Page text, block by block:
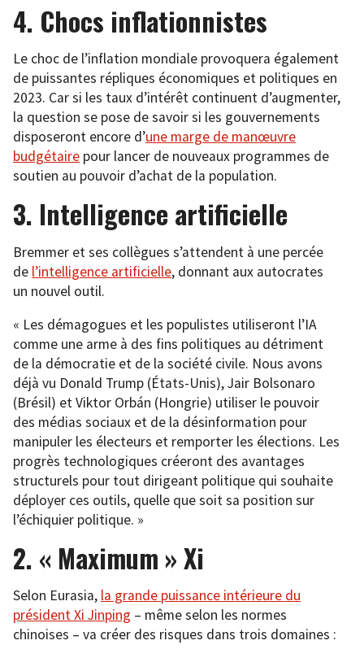
4. Chocs inflationnistes
Le choc de l’inflation mondiale provoquera également
de puissantes répliques économiques et politiques en
2023. Car si les taux d’intérêt continuent d’augmenter,
la question se pose de savoir si les gouvernements
disposeront encore d’une marge de manœuvre
budgétaire pour lancer de nouveaux programmes de
soutien au pouvoir d’achat de la population.
3. Intelligence artificielle
Bremmer et ses collègues s’attendent à une percée
de l’intelligence artificielle, donnant aux autocrates
un nouvel outil.
« Les démagogues et les populistes utiliseront l’IA
comme une arme à des fins politiques au détriment
de la démocratie et de la société civile. Nous avons
déjà vu Donald Trump (États-Unis), Jair Bolsonaro
(Brésil) et Viktor Orbán (Hongrie) utiliser le pouvoir
des médias sociaux et de la désinformation pour
manipuler les électeurs et remporter les élections. Les
progrès technologiques créeront des avantages
structurels pour tout dirigeant politique qui souhaite
déployer ces outils, quelle que soit sa position sur
l’échiquier politique. »
2. « Maximum » Xi
Selon Eurasia, la grande puissance intérieure du
président Xi Jinping – même selon les normes
chinoises – va créer des risques dans trois domaines :